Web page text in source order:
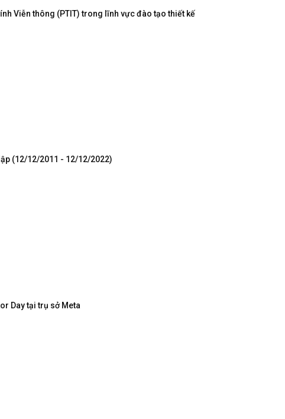
Viễn thông (PTIT) trong lĩnh vực đào tạo thiết kế
(12/12/2011 - 12/12/2022)
Day tại trụ sở Meta